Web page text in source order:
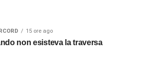
15 ore ago
non esisteva la traversa